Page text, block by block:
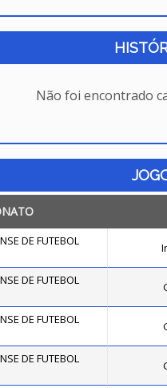
Não foi encontrado
DE FUTEBOL
DE FUTEBOL
DE FUTEBOL
DE FUTEBOL